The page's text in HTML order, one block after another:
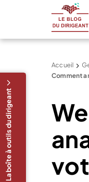
Accueil
Comment
La boîte à outils du dirigeant